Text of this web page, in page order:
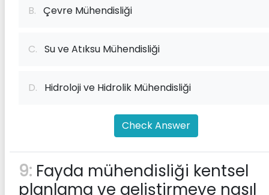
B. Çevre Mühendisliği
C. Su ve Atıksu Mühendisliği
D. Hidroloji ve Hidrolik Mühendisliği
Check Answer
9: Fayda mühendisliği kentsel
planlama ve geliştirmeye nasıl